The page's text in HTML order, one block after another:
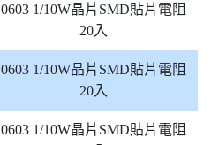
0603 1/10W晶片SMD貼片電阻
20入
0603 1/10W晶片SMD貼片電阻
20入
0603 1/10W晶片SMD貼片電阻